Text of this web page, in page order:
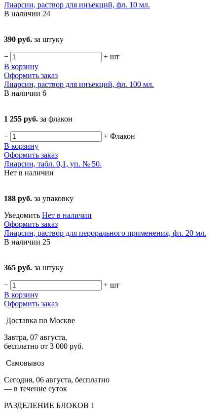
Лиарсин, раствор для инъекций, фл. 10 мл.
В наличии 24
390 руб. за штуку
− + шт
В корзину
Оформить заказ
Лиарсин, раствор для инъекций, фл. 100 мл.
В наличии 6
1 255 руб. за флакон
− + Флакон
В корзину
Оформить заказ
Лиарсин, табл. 0,1, уп. № 50.
Нет в наличии
188 руб. за упаковку
Уведомить Нет в наличии
Оформить заказ
Лиарсин, раствор для перорального применения, фл. 20 мл.
В наличии 25
365 руб. за штуку
− + шт
В корзину
Оформить заказ
Доставка по Москве
Завтра, 07 августа,
бесплатно от 3 000 руб.
Самовывоз
Сегодня, 06 августа, бесплатно
— в течение суток
РАЗДЕЛЕНИЕ БЛОКОВ 1